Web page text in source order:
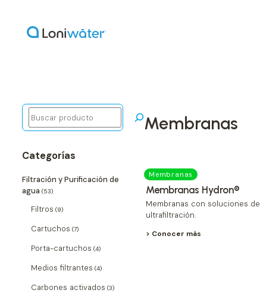
Buscar
Categorías
Filtración y Purificación de
agua (53)
Filtros (9)
Cartuchos (7)
Porta-cartuchos (4)
Medios filtrantes (4)
Carbones activados (3)
membranas
Membranas
Membranas Hydron®
Membranas con soluciones de
ultrafiltración.
> Conocer más